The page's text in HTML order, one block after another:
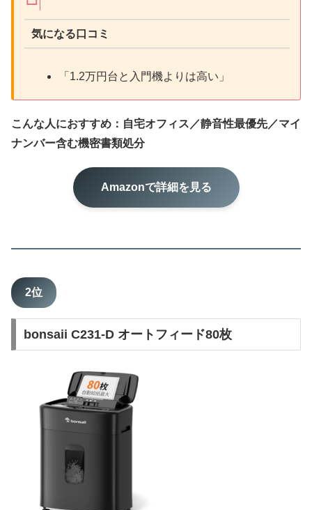
気になる口コミ
「1.2万円台と入門機よりは高い」
こんな人におすすめ：自宅オフィス／静音性最優先／マイ
ナンバー含む機密書類処分
Amazonで詳細を見る
2位
bonsaii C231-D オートフィード80枚